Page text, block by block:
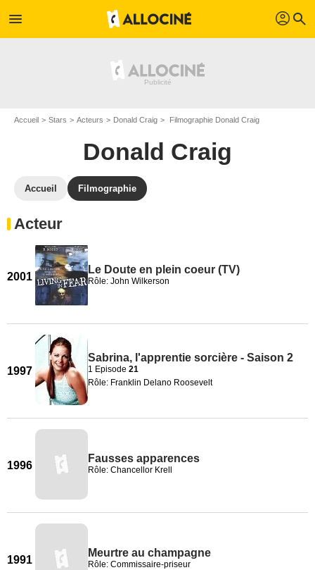
menu profil search
Accueil Stars Acteurs Donald Craig Filmographie Donald Craig
Donald Craig
Accueil Filmographie
Acteur
2001
Le Doute en plein coeur (TV)
Rôle: John Wilkerson
1997
Sabrina, l'apprentie sorcière - Saison 2
1 Episode 21
Rôle: Franklin Delano Roosevelt
1996
Fausses apparences
Rôle: Chancellor Krell
1991
Meurtre au champagne
Rôle: Commissaire-priseur